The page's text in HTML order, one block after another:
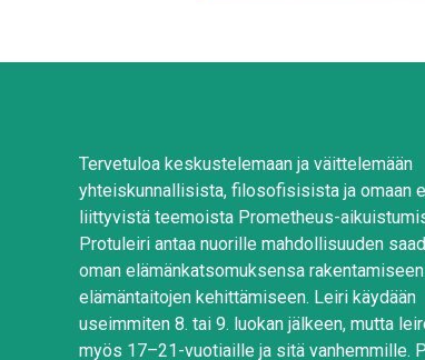
Tervetuloa keskustelemaan ja väittelemään
yhteiskunnallisista, filosofisisista ja omaan
liittyvistä teemoista Prometheus-
Protuleiri antaa nuorille mahdollisuuden
oman elämänkatsomuksensa
elämäntaitojen kehittämiseen. Leiri käydään
useimmiten 8. tai 9. luokan jälkeen, mutta
myös 17–21-vuotiaille ja sitä vanhemmille.